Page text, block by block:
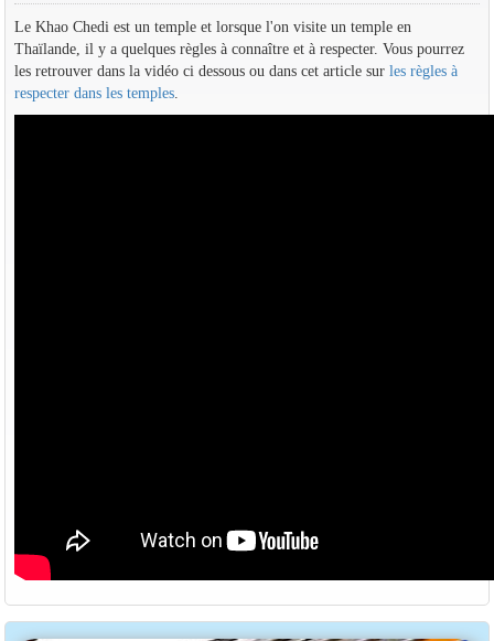
Le Khao Chedi est un temple et lorsque l'on visite un temple en
Thaïlande, il y a quelques règles à connaître et à respecter. Vous pourrez
les retrouver dans la vidéo ci dessous ou dans cet article sur les règles à
respecter dans les temples.